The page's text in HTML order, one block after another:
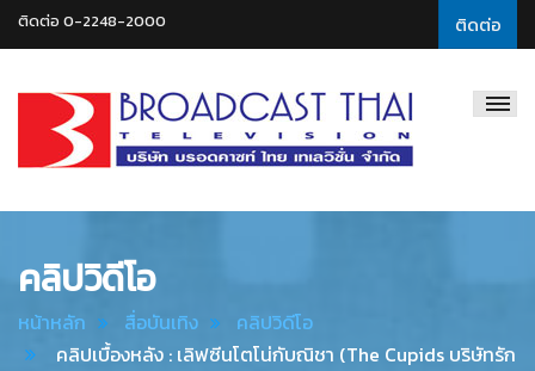
ติดต่อ
ติดต่อ 0-2248-2000
Thai
คลิปวิดีโอ
หน้าหลัก สื่อบันเทิง
คลิปวิดีโอ
คลิปเบื้องหลัง : เลิฟซีนโตโน่กับณิชา (The Cupids บริษัทรัก